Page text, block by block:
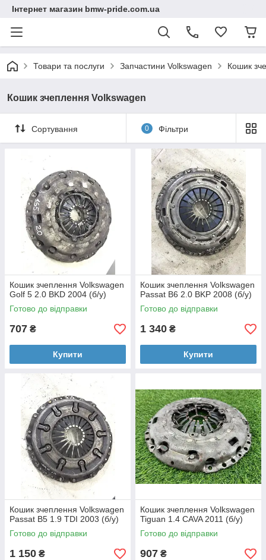
Інтернет магазин bmw-pride.com.ua
Товари та послуги Запчастини Volkswagen Кошик
Кошик зчеплення Volkswagen
Сортування 0 Фільтри
Кошик зчеплення Volkswagen
Golf 5 2.0 BKD 2004 (б/у)
Готово до відправки
707 ₴
Купити
Кошик зчеплення Volkswagen
Passat B6 2.0 BKP 2008 (б/у)
Готово до відправки
1 340 ₴
Купити
Кошик зчеплення Volkswagen
Passat B5 1.9 TDI 2003 (б/у)
Готово до відправки
1 150 ₴
Кошик зчеплення Volkswagen
Tiguan 1.4 CAVA 2011 (б/у)
Готово до відправки
907 ₴